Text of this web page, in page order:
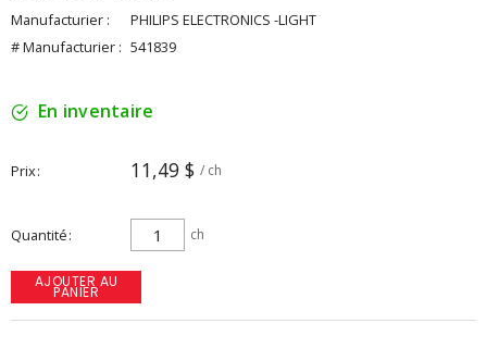
Manufacturier :
PHILIPS ELECTRONICS -LIGHT
# Manufacturier : 541839
En inventaire
Prix 11,49 $ / ch
Quantité ch
AJOUTER AU
PANIER